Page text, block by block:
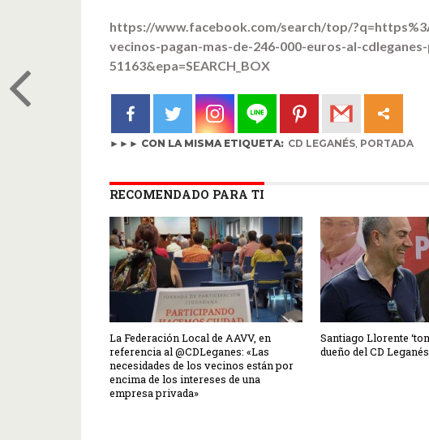
https://www.facebook.com/search/top/
vecinos-pagan-mas-de-246-000-euros-al-
51163&epa=SEARCH_BOX
►►► CON LA MISMA ETIQUETA: CD LEGANÉS, PORTADA
RECOMENDADO PARA TI
La Federación Local de AAVV, en
referencia al @CDLeganes: «Las
necesidades de los vecinos están por
encima de los intereses de una
empresa privada»
Santiago Llorente
dueño del CD Leganés